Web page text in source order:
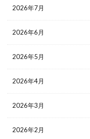
2026年7月
2026年6月
2026年5月
2026年4月
2026年3月
2026年2月